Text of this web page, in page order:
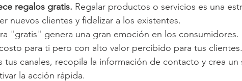
regalos gratis. Regalar productos o servicios es una
nuevos clientes y fidelizar a los existentes.
"gratis" genera una gran emoción en los
para ti pero con alto valor percibido para tus
tus canales, recopila la información de contacto y crea
la acción rápida.